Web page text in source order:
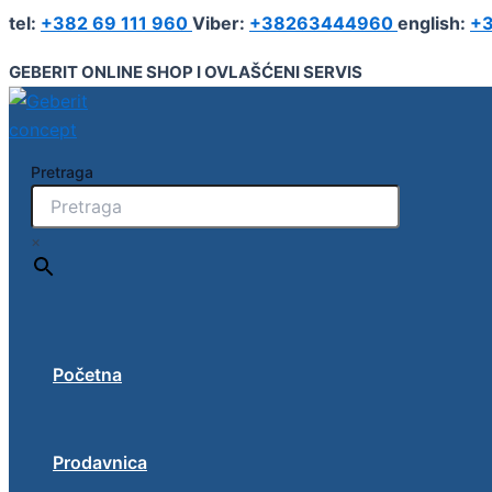
Pređi
sadržaj
tel: +382 69 111 960 Viber: +38263444960 english:
GEBERIT ONLINE SHOP I OVLAŠĆENI SERVIS
Pretraga
×
Početna
Prodavnica
Smyle
umivaonik
količina